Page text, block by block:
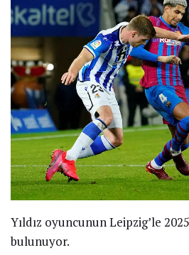
Yıldız oyuncunun Leipzig’le
bulunuyor.